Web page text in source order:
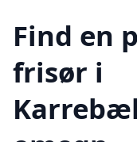
Find en
frisør i